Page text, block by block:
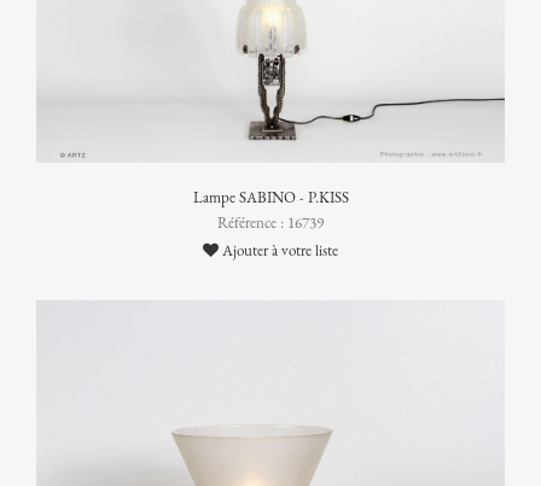
Lampe SABINO - P.KISS
Référence : 16739
Ajouter à votre liste